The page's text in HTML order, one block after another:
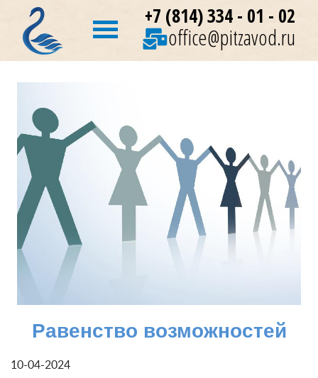
+7 (814) 334 - 01 - 02
office@pitzavod.ru
Равенство возможностей
10-04-2024